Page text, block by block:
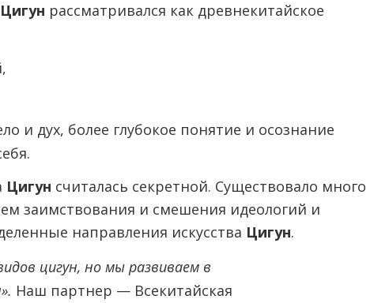
Цигун рассматривался как древнекитайское
и дух, более глубокое понятие и осознание
Цигун считалась секретной. Существовало много
заимствования и смешения идеологий и
направления искусства Цигун.
цигун, но мы развиваем в
Наш партнер — Всекитайская